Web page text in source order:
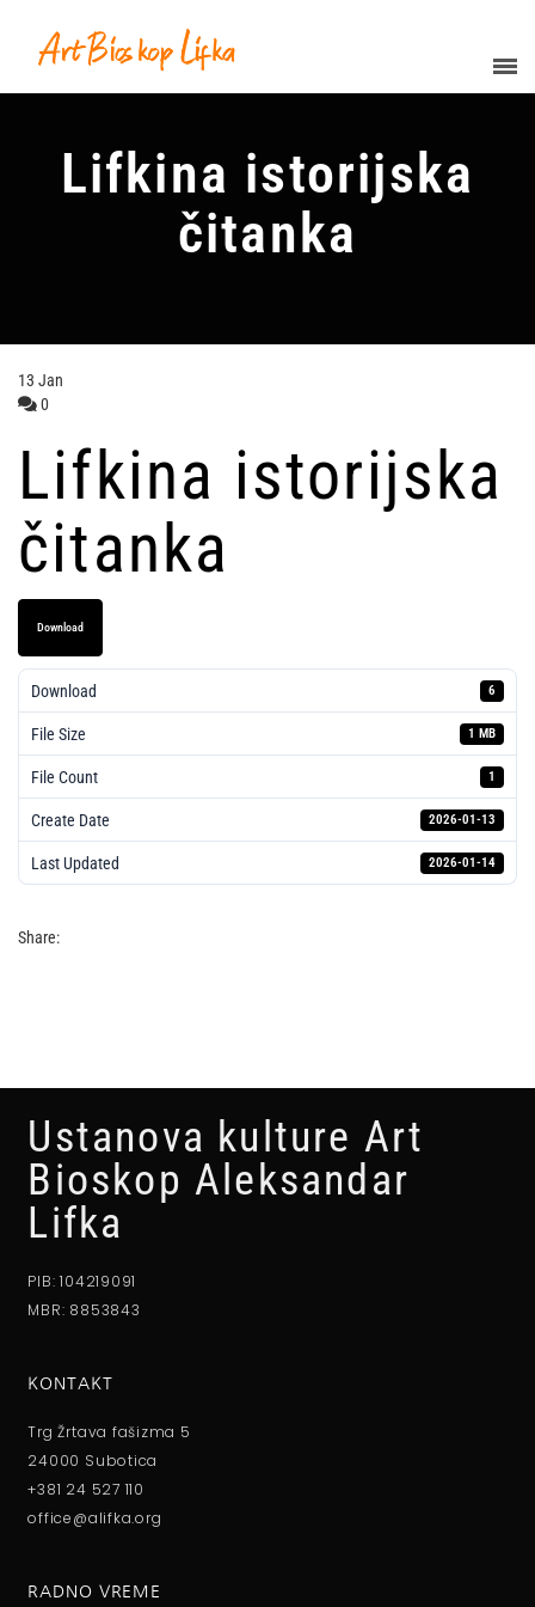
Lifkina istorijska
čitanka
13 Jan
0
Lifkina istorijska
čitanka
Download
Download 6
File Size 1 MB
File Count 1
Create Date 2026-01-13
Last Updated 2026-01-14
Share:
Ustanova kulture Art
Bioskop Aleksandar
Lifka
PIB: 104219091
MBR: 8853843
KONTAKT
Trg Žrtava fašizma 5
24000 Subotica
+381 24 527 110
office@alifka.org
RADNO VREME